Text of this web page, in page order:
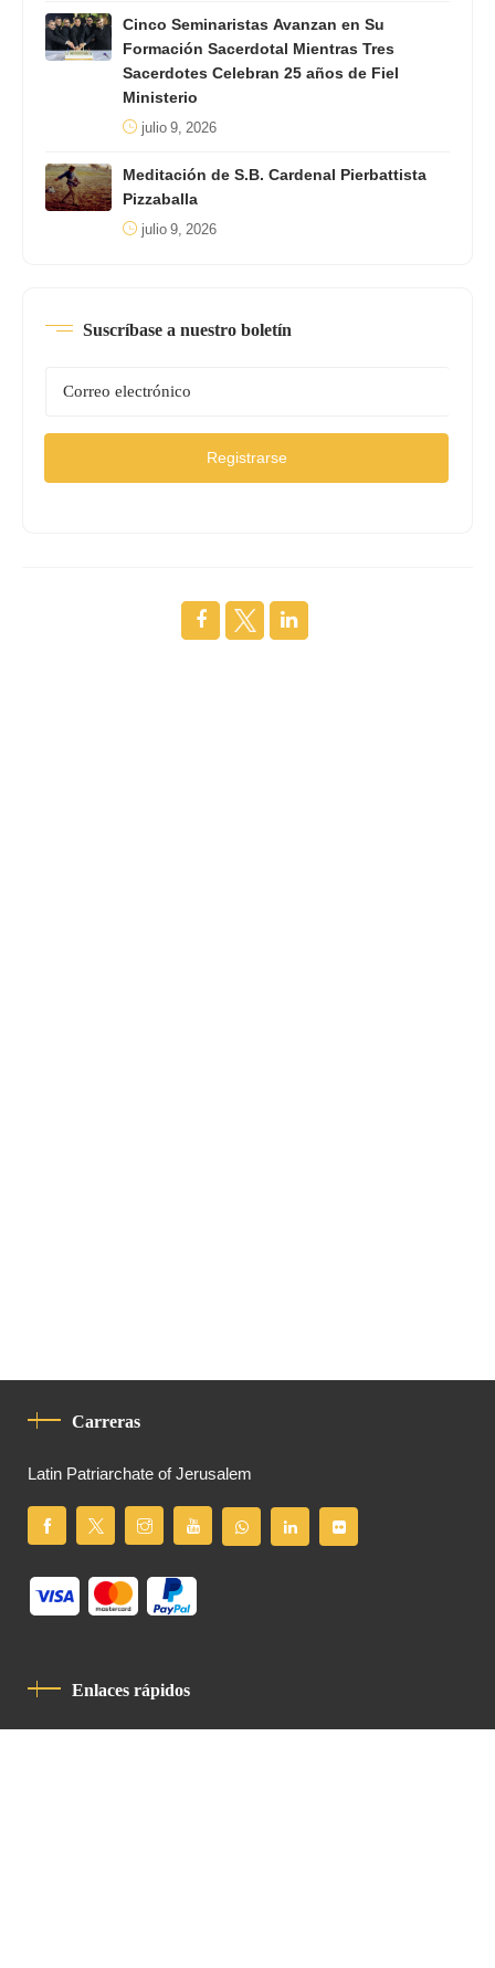
Cinco Seminaristas Avanzan en Su
Formación Sacerdotal Mientras Tres
Sacerdotes Celebran 25 años de Fiel
Ministerio
julio 9, 2026
Meditación de S.B. Cardenal Pierbattista
Pizzaballa
julio 9, 2026
Suscríbase a nuestro boletín
Registrarse
Carreras
Latin Patriarchate of Jerusalem
Enlaces rápidos